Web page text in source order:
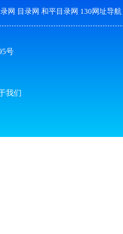
网 目录网 和平目录网 130网址导航
号
我们